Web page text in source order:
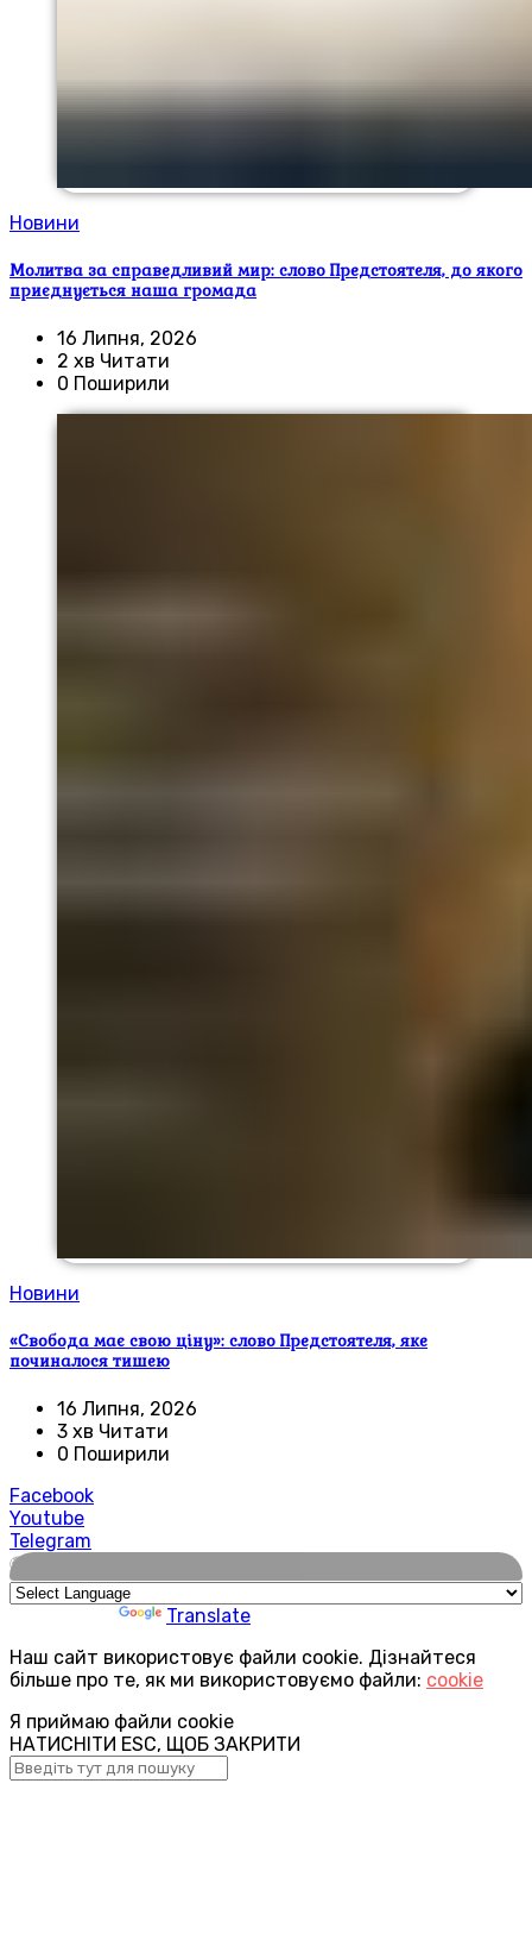
Новини
Молитва за справедливий мир: слово Предстоятеля, до якого
приєднується наша громада
16 Липня, 2026
2 хв Читати
0 Поширили
Новини
«Свобода має свою ціну»: слово Предстоятеля, яке
починалося тишею
16 Липня, 2026
3 хв Читати
0 Поширили
Facebook
Youtube
Telegram
🌍
Translate
Наш сайт використовує файли cookie. Дізнайтеся
більше про те, як ми використовуємо файли: cookie
Я приймаю файли cookie
НАТИСНІТИ ESC, ЩОБ ЗАКРИТИ